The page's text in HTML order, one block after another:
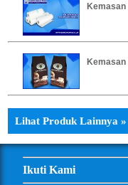
Kemasan
Kemasan
Lihat Produk Lainnya »
Ikuti Kami